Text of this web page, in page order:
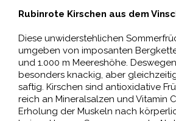
Rubinrote Kirschen aus dem
Diese unwiderstehlichen
umgeben von imposanten
und 1.000 m Meereshöhe.
besonders knackig, aber
saftig. Kirschen sind antioxidative
reich an Mineralsalzen und Vitamin
Erholung der Muskeln nach